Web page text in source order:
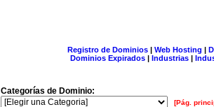
Registro de Dominios| Web Hosting |
Dominios Expirados | Industrias |
Categorías de Dominio:
[Pág.